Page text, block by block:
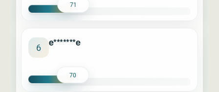
71
6 e*******e
70